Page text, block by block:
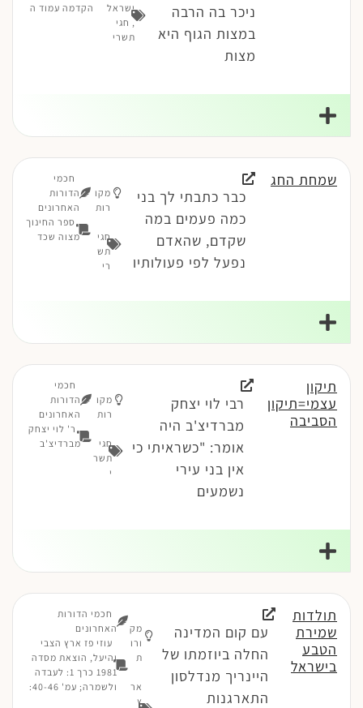
ניכר בה הרבה
במצות הגוף היא
מצות
ישראל
, חגי
תשרי
הקדמה עמוד ה
שמחת החג
כבר כתבתי לך בני
כמה פעמים במה
שקדם, שהאדם
נפעל לפי פעולותיו
מקו
רות
חגי
תש
רי
חכמי
הדורות
האחרונים
ספר החינוך
מצוה שכד
תיקון
עצמי=תיקון
הסביבה
רבי לוי יצחק
מברדיצ'ב היה
אומר: "כשראיתי כי
אין בני עירי
נשמעים
מקו
רות
חגי
תשר
י
חכמי
הדורות
האחרונים
ר' לוי יצחק
מברדיצ'ב
תולדות
שמירת
הטבע
בישראל
עם קום המדינה
החלה ביוזמתו של
היינריך מנדלסון
התארגנות
מק
ורו
ת
אר
ץ
חכמי הדורות
האחרונים
עוזי פז ארץ הצבי
והיעל, הוצאת מסדה
1981 כרך 1: לעבדה
ולשמרה; עמ' 40-46: